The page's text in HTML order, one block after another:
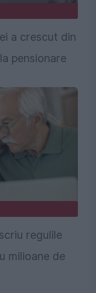
a crescut din
pensionare
regulile
milioane de